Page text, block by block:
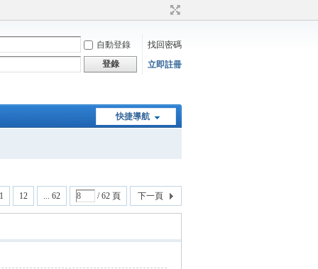
自動登錄
找回密碼
登錄
立即註冊
快捷導航
12 ... 62 / 62 頁 下一頁